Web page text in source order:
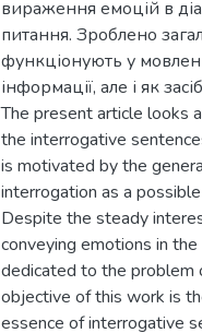
вираження емоцій в
питання. Зроблено
функціонують у
інформації, але і як
The present article looks
the interrogative
is motivated by the
interrogation as a
Despite the steady
conveying emotions in
dedicated to the problem
objective of this work is
essence of interrogative